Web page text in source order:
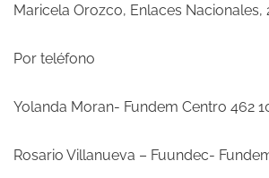
Maricela Orozco, Enlaces Nacionales,
Por teléfono
Yolanda Moran- Fundem Centro 462
Rosario Villanueva – Fuundec-